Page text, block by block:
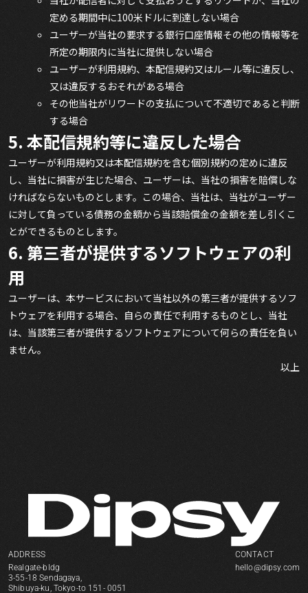
定める期間中に100米ドルに到達しない場合
ユーザーが当社の要求する銀行口座情報その他の情報等を
所定の期限内に当社に提供しない場合
ユーザーが利用規約、本配信規約又はルール等に違反し、
又は違反するおそれがある場合
その他当社がリワードの支払について不適切であると判断
する場合
5. 本配信規約等に違反した場合
ユーザーが利用規約又は本配信規約を含む個別規約の定めに違反
し、当社に損害が生じた場合、ユーザーは、当社の損害を賠償しな
ければならないものとします。この場合、当社は、当社がユーザー
に対して負っている債務の金額から当該賠償金の金額を差し引くこ
とができるものとします。
6. 第三者が提供するソフトウェアの利
用
ユーザーは、本サービスにおいて当社以外の第三者が提供するソフ
トウェアを利用する場合、自らの責任で利用するものとし、当社
は、当該第三者が提供するソフトウェアについて何らの責任を負い
ません。
以上
ADDRESS
Realgate-bldg
3-55-18 Sendagaya,
Shibuya-ku, Tokyo-to 151- 0051
CONTACT
hello@dipsy.com